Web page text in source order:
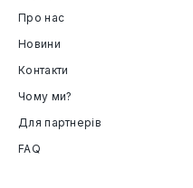
Про нас
Новини
Контакти
Чому ми?
Для партнерів
FAQ